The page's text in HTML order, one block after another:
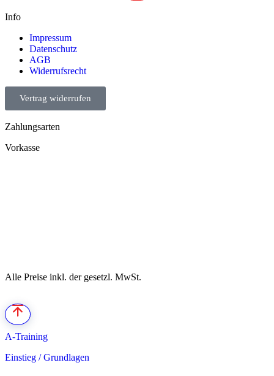
Info
Impressum
Datenschutz
AGB
Widerrufsrecht
Vertrag widerrufen
Zahlungsarten
Vorkasse
Alle Preise inkl. der gesetzl. MwSt.
A-Training
Einstieg / Grundlagen